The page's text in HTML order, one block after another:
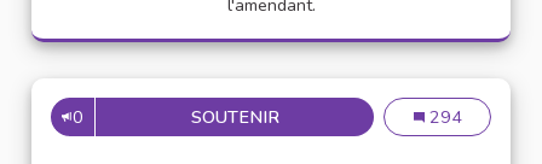
0 SOUTENIRMISE EN PLACE DEMise en place
294